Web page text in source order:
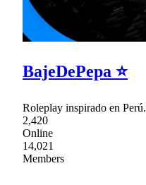
BajeDePepa ⭐
Roleplay inspirado en Perú.
2,420
Online
14,021
Members